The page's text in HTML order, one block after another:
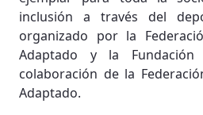
inclusión a través del
organizado por la
Adaptado y la
colaboración de la
Adaptado.